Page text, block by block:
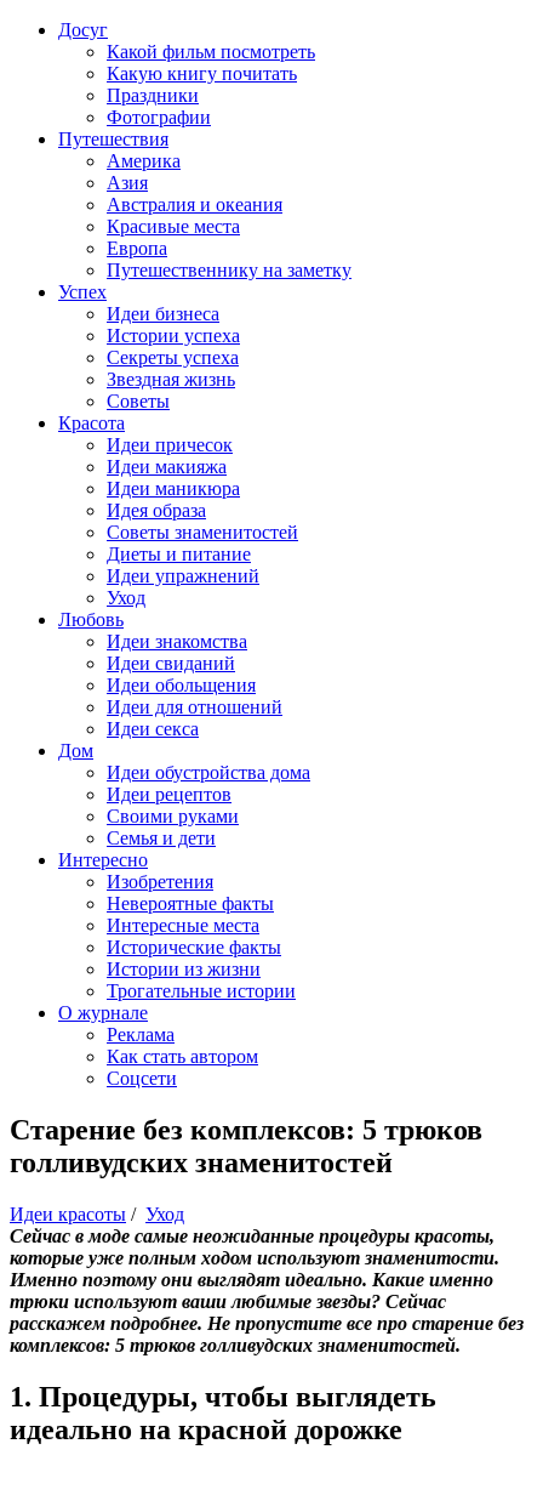
Досуг
Какой фильм посмотреть
Какую книгу почитать
Праздники
Фотографии
Путешествия
Америка
Азия
Австралия и океания
Красивые места
Европа
Путешественнику на заметку
Успех
Идеи бизнеса
Истории успеха
Секреты успеха
Звездная жизнь
Советы
Красота
Идеи причесок
Идеи макияжа
Идеи маникюра
Идея образа
Советы знаменитостей
Диеты и питание
Идеи упражнений
Уход
Любовь
Идеи знакомства
Идеи свиданий
Идеи обольщения
Идеи для отношений
Идеи секса
Дом
Идеи обустройства дома
Идеи рецептов
Своими руками
Семья и дети
Интересно
Изобретения
Невероятные факты
Интересные места
Исторические факты
Истории из жизни
Трогательные истории
О журнале
Реклама
Как стать автором
Соцсети
Старение без комплексов: 5 трюков
голливудских знаменитостей
Идеи красоты / Уход
Сейчас в моде самые неожиданные процедуры красоты,
которые уже полным ходом используют знаменитости.
Именно поэтому они выглядят идеально. Какие именно
трюки используют ваши любимые звезды? Сейчас
расскажем подробнее. Не пропустите все про старение без
комплексов: 5 трюков голливудских знаменитостей.
1. Процедуры, чтобы выглядеть
идеально на красной дорожке